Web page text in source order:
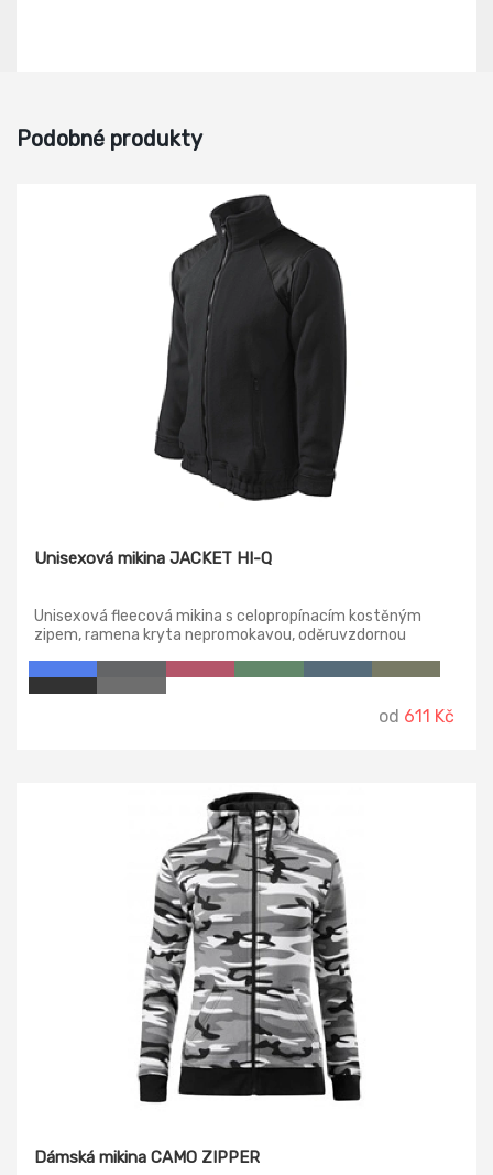
Podobné produkty
Unisexová mikina JACKET HI-Q
Unisexová fleecová mikina s celopropínacím kostěným
zipem, ramena kryta nepromokavou, oděruvzdornou
rukávů nastavitelné suchým zipem.
od 611 Kč
Dámská mikina CAMO ZIPPER